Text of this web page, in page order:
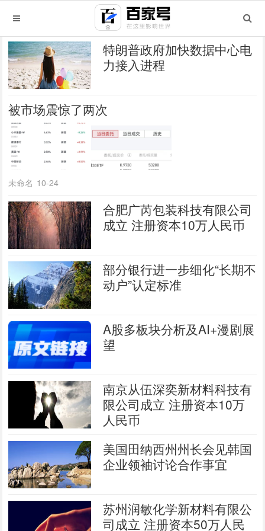
特朗普政府加快数据中心电
力接入进程
被市场震惊了两次
未命名 10-24
合肥广芮包装科技有限公司
成立 注册资本10万人民币
部分银行进一步细化“长期不
动户”认定标准
A股多板块分析及AI+漫剧展
望
南京从伍深奕新材料科技有
限公司成立 注册资本10万
人民币
美国田纳西州州长会见韩国
企业领袖讨论合作事宜
苏州润敏化学新材料有限公
司成立 注册资本50万人民